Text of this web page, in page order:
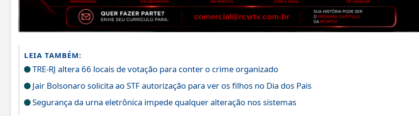
LEIA TAMBÉM:
TRE-RJ altera 66 locais de votação para conter o crime organizado
Jair Bolsonaro solicita ao STF autorização para ver os filhos no Dia dos Pais
Segurança da urna eletrônica impede qualquer alteração nos sistemas